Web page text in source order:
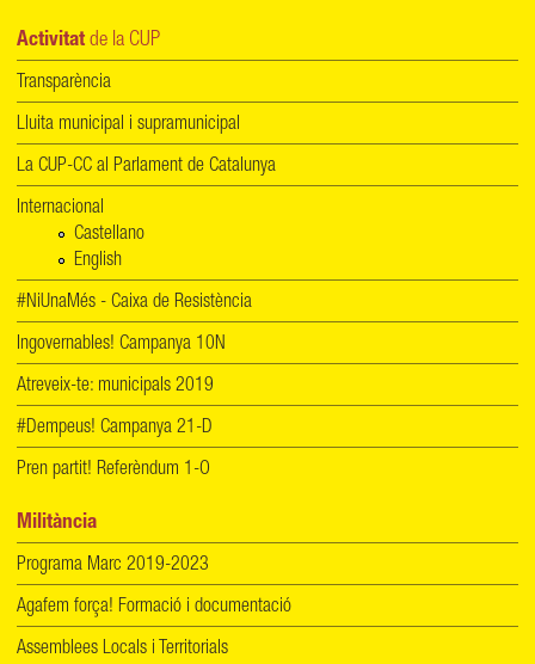
Activitat de la CUP
Transparència
Lluita municipal i supramunicipal
La CUP-CC al Parlament de Catalunya
Internacional
Castellano
English
#NiUnaMés - Caixa de Resistència
Ingovernables! Campanya 10N
Atreveix-te: municipals 2019
#Dempeus! Campanya 21-D
Pren partit! Referèndum 1-O
Militància
Programa Marc 2019-2023
Agafem força! Formació i documentació
Assemblees Locals i Territorials